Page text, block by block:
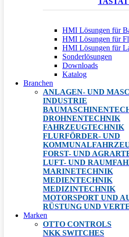
HMI Lösungen für
HMI Lösungen für
HMI Lösungen für
Sonderlösungen
Downloads
Katalog
Branchen
ANLAGEN- UND
INDUSTRIE
DROHNENTECHNIK
FAHRZEUGTECHNIK
FLURFÖRDER- UND
FORST- UND
LUFT- UND
MARINETECHNIK
MEDIENTECHNIK
MEDIZINTECHNIK
MOTORSPORT UND
RÜSTUNG UND
Marken
OTTO CONTROLS
NKK SWITCHES